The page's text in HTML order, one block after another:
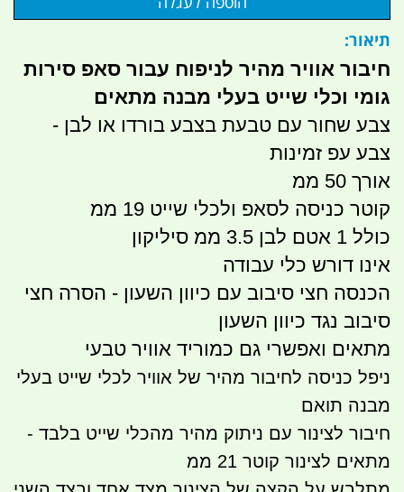
תיאור:
חיבור אוויר מהיר לניפוח עבור סאפ סירות
גומי וכלי שייט בעלי מבנה מתאים
צבע שחור עם טבעת בצבע בורדו או לבן -
צבע עפ זמינות
אורך 50 ממ
קוטר כניסה לסאפ ולכלי שייט 19 ממ
כולל 1 אטם לבן 3.5 ממ סיליקון
אינו דורש כלי עבודה
הכנסה חצי סיבוב עם כיוון השעון - הסרה חצי
סיבוב נגד כיוון השעון
מתאים ואפשרי גם כמוריד אוויר טבעי
ניפל כניסה לחיבור מהיר של אוויר לכלי שייט בעלי
מבנה תואם
חיבור לצינור עם ניתוק מהיר מהכלי שייט בלבד -
מתאים לצינור קוטר 21 ממ